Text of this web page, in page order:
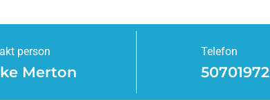
person
Merton
Telefon
50701972